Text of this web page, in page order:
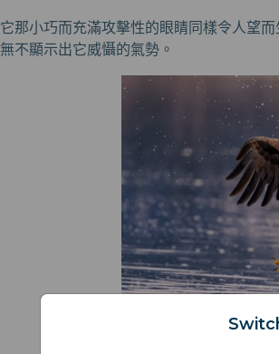
它那小巧而充滿攻擊性的眼睛同樣令人望
無不顯示出它威懾的氣勢。